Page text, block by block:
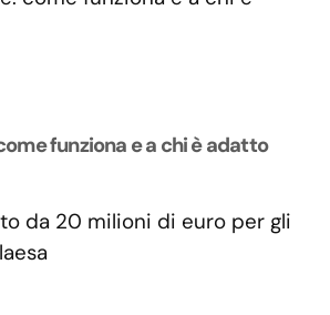
funziona e a chi è adatto